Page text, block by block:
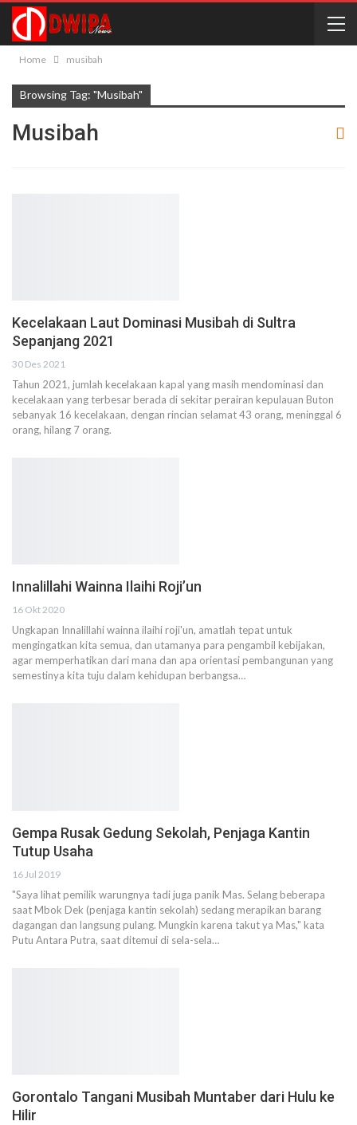
Home musibah
Browsing Tag: "musibah"
Musibah
Kecelakaan Laut Dominasi Musibah di Sultra
Sepanjang 2021
30 Des 2021
Tahun 2021, jumlah kecelakaan kapal yang masih mendominasi dan
kecelakaan yang terbesar berada di sekitar perairan kepulauan Buton
sebanyak 16 kecelakaan, dengan rincian selamat 43 orang, meninggal 6
orang, hilang 7 orang.
Innalillahi Wainna Ilaihi Roji’un
16 Okt 2020
Ungkapan Innalillahi wainna ilaihi roji'un, amatlah tepat untuk
mengingatkan kita semua, dan utamanya para pengambil kebijakan,
agar memperhatikan dari mana dan apa orientasi pembangunan yang
semestinya kita tuju dalam kehidupan berbangsa…
Gempa Rusak Gedung Sekolah, Penjaga Kantin
Tutup Usaha
16 Jul 2019
"Saya lihat pemilik warungnya tadi juga panik Mas. Selang beberapa
saat Mbok Dek (penjaga kantin sekolah) sedang merapikan barang
dagangan dan langsung pulang. Mungkin karena takut ya Mas," kata
Putu Antara Putra, saat ditemui di sela-sela…
Gorontalo Tangani Musibah Muntaber dari Hulu ke
Hilir